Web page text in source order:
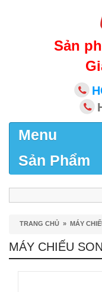
Sản
Menu
Sản Phẩm
TRANG CHỦ » MÁY
MÁY CHIẾU